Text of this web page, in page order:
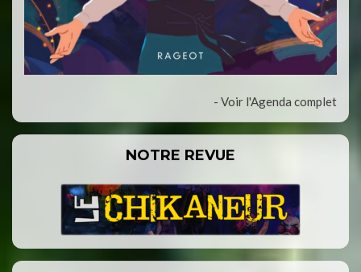
- Voir l'Agenda complet
NOTRE REVUE